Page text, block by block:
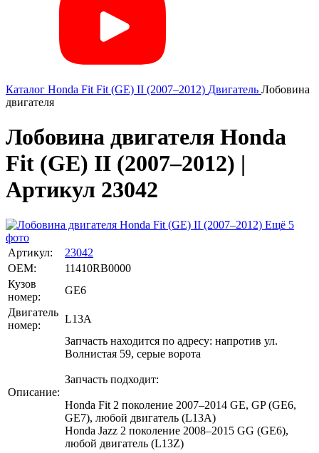
Каталог Honda Fit Fit (GE) II (2007–2012) Двигатель Лобовина
двигателя
Лобовина двигателя Honda
Fit (GE) II (2007–2012) |
Артикул 23042
Ещё 5
фото
Артикул:
23042
OEM:
11410RB0000
Кузов
номер:
GE6
Двигатель
номер:
L13A
Описание:
Запчасть находится по адресу: напротив ул.
Волнистая 59, серые ворота
Запчасть подходит:
Honda Fit 2 поколение 2007–2014 GE, GP (GE6,
GE7), любой двигатель (L13A)
Honda Jazz 2 поколение 2008–2015 GG (GE6),
любой двигатель (L13Z)